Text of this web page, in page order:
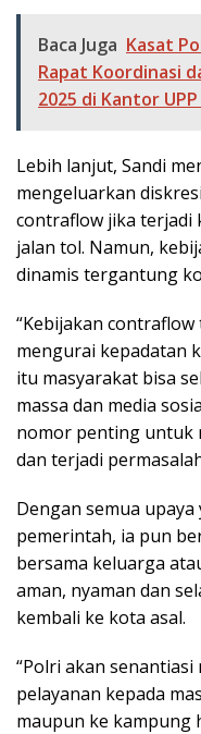
Baca Juga Kasat
Rapat Koordinasi
2025 di Kantor
Lebih lanjut, Sandi
mengeluarkan
contraflow jika terjadi
jalan tol. Namun,
dinamis tergantung
“Kebijakan
mengurai kepadatan
itu masyarakat bisa
massa dan media
nomor penting untuk
dan terjadi
Dengan semua
pemerintah, ia pun
bersama keluarga
aman, nyaman dan
kembali ke kota asal.
“Polri akan
pelayanan kepada
maupun ke kampung